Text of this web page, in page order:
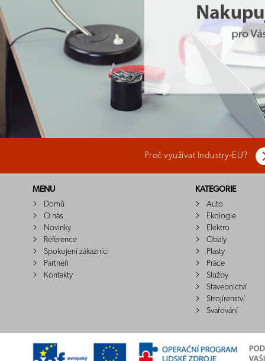
Proč využívat Industry-EU?
MENU
Domů
O nás
Novinky
Reference
Spokojení zákazníci
Partneři
Kontakty
KATEGORIE
Auto
Ekologie
Elektro
Obaly
Plasty
Práce
Služby
Stavebnictví
Strojírenství
Svařování